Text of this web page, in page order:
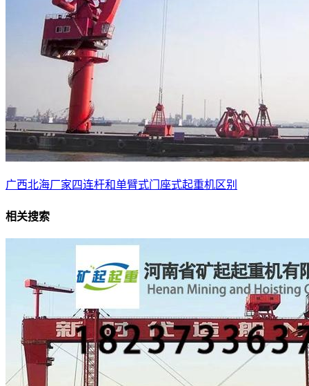
广西北海厂家四连杆和单臂式门座式起重机区别
相关搜索